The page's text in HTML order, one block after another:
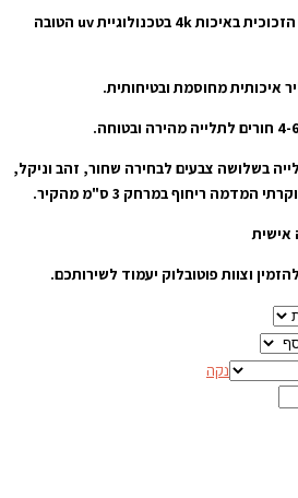
• התמונה מודפסת ישירות על הזכוכית באיכות 4k בטכנולוגיית uv הטובה
איכותית מחוסמת ובטיחותית.
בשלושה צבעים לבחירה שחור, זהב וניקל,
ריחוף במרחק 3 ס"מ מהקיר.
אישית
וצוות פוטובלוק יעמוד לשירותכם.
נקה